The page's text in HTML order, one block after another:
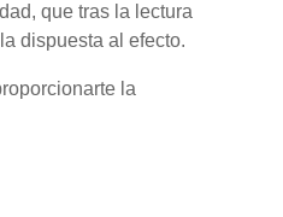
que tras la lectura
dispuesta al efecto.
la